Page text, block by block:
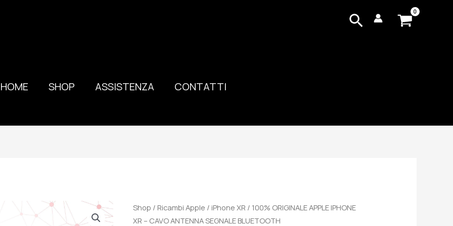
Cerca
HOME SHOP ASSISTENZA CONTATTI
Shop / Ricambi Apple / iPhone XR / 100% ORIGINALE APPLE IPHONE
XR – CAVO ANTENNA SEGNALE BLUETOOTH
100%
ORIGINALE